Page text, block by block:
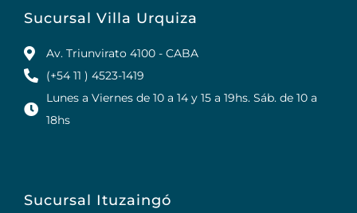
Sucursal Villa Urquiza
Av. Triunvirato 4100 - CABA
(+54 11 ) 4523-1419
Lunes a Viernes de 10 a 14 y 15 a 19hs. Sáb. de 10 a
18hs
Sucursal Ituzaingó